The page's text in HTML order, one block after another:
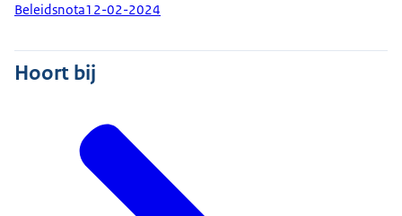
Beleidsnota12-02-2024
Hoort bij